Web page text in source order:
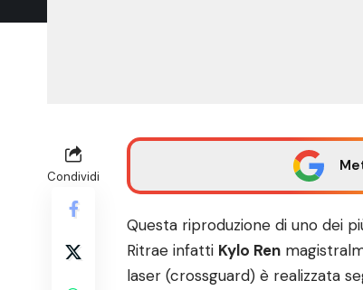
Condividi
Questa riproduzione di uno dei
Ritrae infatti Kylo Ren
laser (crossguard) è realizzata